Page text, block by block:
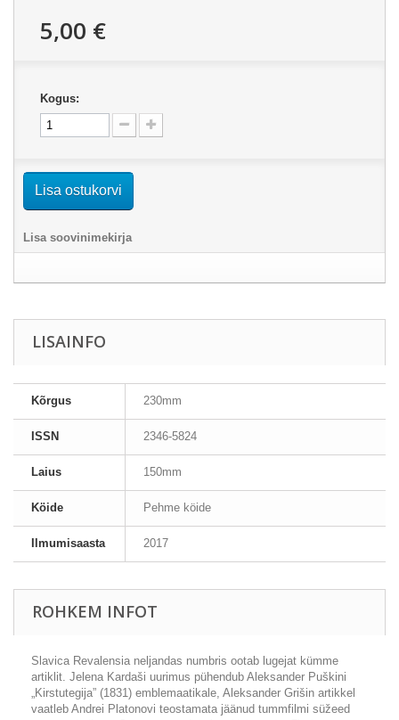
5,00 €
Kogus:
Lisa ostukorvi
Lisa soovinimekirja
LISAINFO
Kõrgus 230mm
ISSN 2346-5824
Laius 150mm
Köide Pehme köide
Ilmumisaasta 2017
ROHKEM INFOT
Slavica Revalensia neljandas numbris ootab lugejat kümme
artiklit. Jelena Kardaši uurimus pühendub Aleksander Puškini
„Kirstutegija” (1831) emblemaatikale, Aleksander Grišin artikkel
vaatleb Andrei Platonovi teostamata jäänud tummfilmi süžeed